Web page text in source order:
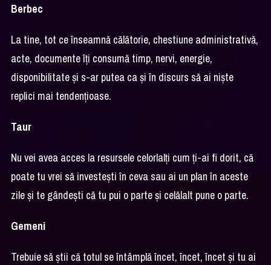
Berbec
La tine, tot ce înseamnă călătorie, chestiune administrativă,
acte, documente îți consumă timp, nervi, energie,
disponibilitate și s-ar putea ca și în discurs să ai niște
replici mai tendențioase.
Taur
Nu vei avea acces la resursele celorlalți cum ți-ai fi dorit, că
poate tu vrei să investești în ceva sau ai un plan în aceste
zile și te gândești că tu pui o parte și celălalt pune o parte.
Gemeni
Trebuie să știi că totul se întâmplă încet, încet, încet și tu ai